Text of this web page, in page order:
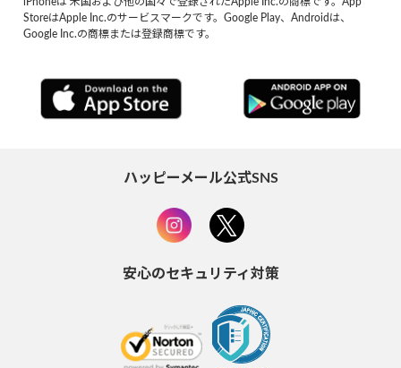
StoreはApple Inc.のサービスマークです。Google Play、Androidは、
Google Inc.の商標または登録商標です。
ハッピーメール公式SNS
安心のセキュリティ対策